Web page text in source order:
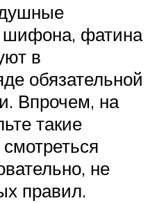
шифона, фатина
в
обязательной
Впрочем, на
такие
не
правил.